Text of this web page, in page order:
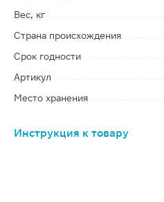
Вес, кг
Страна происхождения
Срок годности
Артикул
Место хранения
Инструкция к товару